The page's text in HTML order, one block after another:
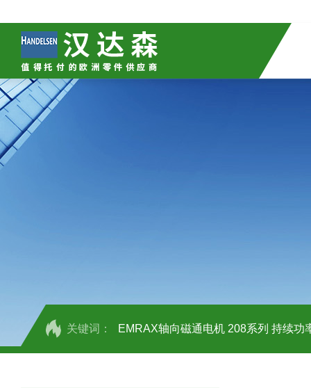
关键词： EMRAX轴向磁通电机 208系列 持续功